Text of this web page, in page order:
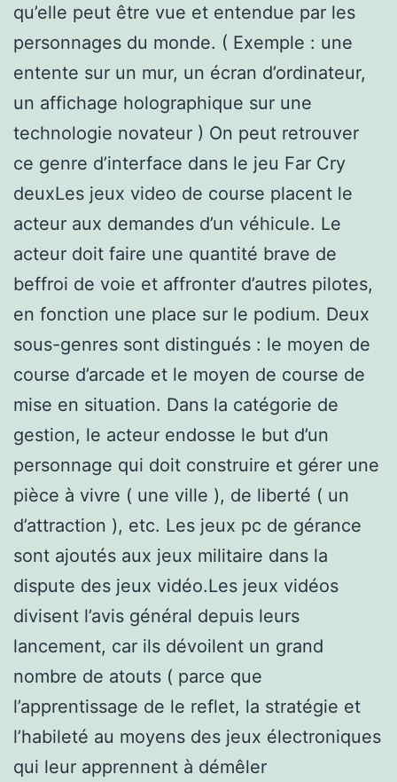
qu’elle peut être vue et entendue par les
personnages du monde. ( Exemple : une
entente sur un mur, un écran d’ordinateur,
un affichage holographique sur une
technologie novateur ) On peut retrouver
ce genre d’interface dans le jeu Far Cry
deuxLes jeux video de course placent le
acteur aux demandes d’un véhicule. Le
acteur doit faire une quantité brave de
beffroi de voie et affronter d’autres pilotes,
en fonction une place sur le podium. Deux
sous-genres sont distingués : le moyen de
course d’arcade et le moyen de course de
mise en situation. Dans la catégorie de
gestion, le acteur endosse le but d’un
personnage qui doit construire et gérer une
pièce à vivre ( une ville ), de liberté ( un
d’attraction ), etc. Les jeux pc de gérance
sont ajoutés aux jeux militaire dans la
dispute des jeux vidéo.Les jeux vidéos
divisent l’avis général depuis leurs
lancement, car ils dévoilent un grand
nombre de atouts ( parce que
l’apprentissage de le reflet, la stratégie et
l’habileté au moyens des jeux électroniques
qui leur apprennent à démêler